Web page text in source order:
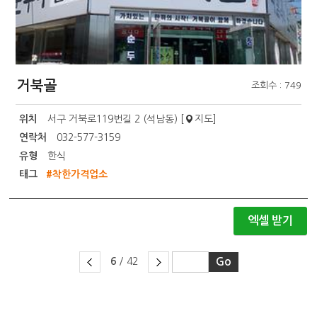
거북골 조회수 : 749
위치 서구 거북로119번길 2 (석남동) [ 지도]
연락처
032-577-3159
유형
한식
태그
#착한가격업소
엑셀 받기
6 / 42